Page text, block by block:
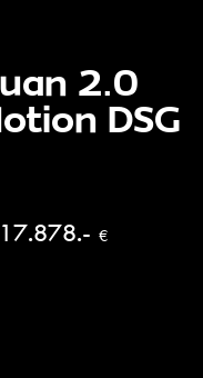
2.0
DSG
€